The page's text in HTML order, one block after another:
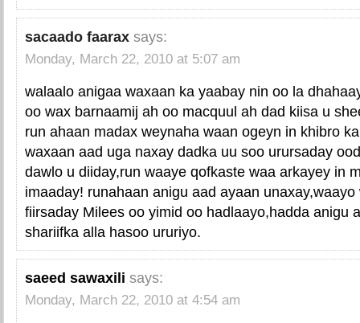
sacaado faarax says:
Monday, March 22, 2010 at 5:07 am
walaalo anigaa waxaan ka yaabay nin oo la
oo wax barnaamij ah oo macquul ah dad kiisa u
run ahaan madax weynaha waan ogeyn in khibro
waxaan aad uga naxay dadka uu soo urursaday
dawlo u diiday,run waaye qofkaste waa arkayey in
imaaday! runahaan anigu aad ayaan
fiirsaday Milees oo yimid oo hadlaayo,hadda anigu
shariifka alla hasoo ururiyo.
saeed sawaxili says:
Monday, March 22, 2010 at 4:54 am